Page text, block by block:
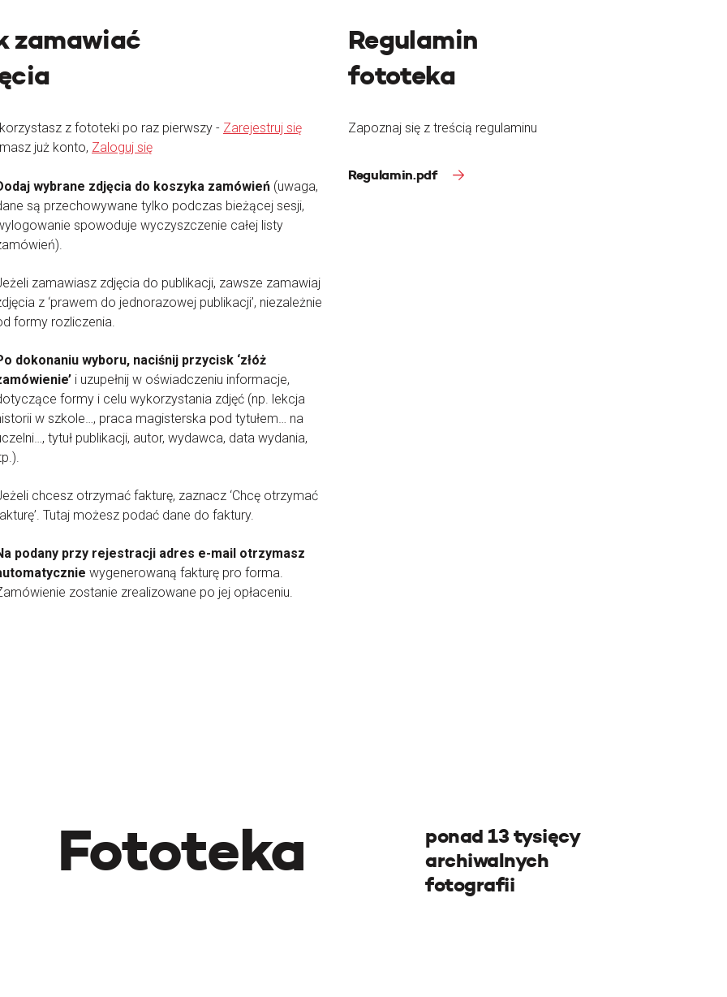
zamawiać
z fototeki po raz pierwszy - Zarejestruj się
już konto, Zaloguj się
wybrane zdjęcia do koszyka zamówień (uwaga,
są przechowywane tylko podczas bieżącej sesji,
spowoduje wyczyszczenie całej listy
zamawiasz zdjęcia do publikacji, zawsze zamawiaj
z ‘prawem do jednorazowej publikacji’, niezależnie
formy rozliczenia.
dokonaniu wyboru, naciśnij przycisk ‘złóż
i uzupełnij w oświadczeniu informacje,
formy i celu wykorzystania zdjęć (np. lekcja
w szkole…, praca magisterska pod tytułem… na
tytuł publikacji, autor, wydawca, data wydania,
chcesz otrzymać fakturę, zaznacz ‘Chcę otrzymać
Tutaj możesz podać dane do faktury.
podany przy rejestracji adres e-mail otrzymasz
wygenerowaną fakturę pro forma.
zostanie zrealizowane po jej opłaceniu.
Regulamin
fototeka
Zapoznaj się z treścią regulaminu
Regulamin.pdf
Fototeka
ponad 13 tysięcy
archiwalnych
fotografii